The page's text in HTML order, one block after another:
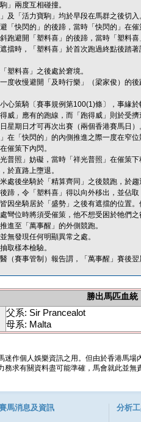
」兩度互相碰撞。
及「活力寶駒」均於早段在馬群之後切入
「快閃的」的後蹄，當時「快閃的」在
跑避開「塑料喜」的後蹄，當時「塑料
擋時，「塑料喜」於首次跑過終點後踏
塑料喜」之後處於窘境。
度收慢避開「及時行樂」（梁家俊）的
心策騎〔賽事規例第100(1)條〕，事緣
威」應有的跑線，而「跑得威」則於受
星期日才可再次出賽（兩個香港賽馬日）
在「快閃的」的內側推進之際一度在窄位
催策下內閃。
普照」妨礙，當時「祥光普照」在催策
於直路上墮退。
處後坐騎於「精算齊同」之後競跑，於
蹄，令「塑料喜」得以向外移出，並佔
因坐騎居於「盛勢」之後有遮擋的位置
彎位時將須受催策，他不想受困於牠們
進至「萬事醒」的外側競跑。
無發現任何明顯異常之處。
取樣本檢驗。
（賽事管制）報告謂，「萬事醒」賽後
勝出馬匹血統
父系: Sir Prancealot
母系: Malta
迷作個人娛樂資訊之用。但由於香港馬
務求有關資料盡可能準確，馬會就此並
馬消息及資訊 分析